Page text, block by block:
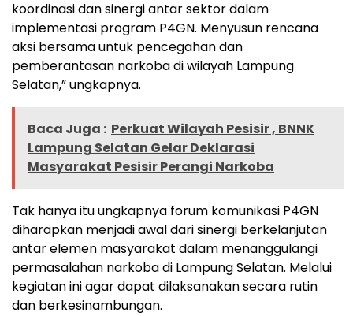
koordinasi dan sinergi antar sektor dalam
implementasi program P4GN. Menyusun rencana
aksi bersama untuk pencegahan dan
pemberantasan narkoba di wilayah Lampung
Selatan,” ungkapnya.
Baca Juga : Perkuat Wilayah Pesisir , BNNK
Lampung Selatan Gelar Deklarasi
Masyarakat Pesisir Perangi Narkoba
Tak hanya itu ungkapnya forum komunikasi P4GN
diharapkan menjadi awal dari sinergi berkelanjutan
antar elemen masyarakat dalam menanggulangi
permasalahan narkoba di Lampung Selatan. Melalui
kegiatan ini agar dapat dilaksanakan secara rutin
dan berkesinambungan.